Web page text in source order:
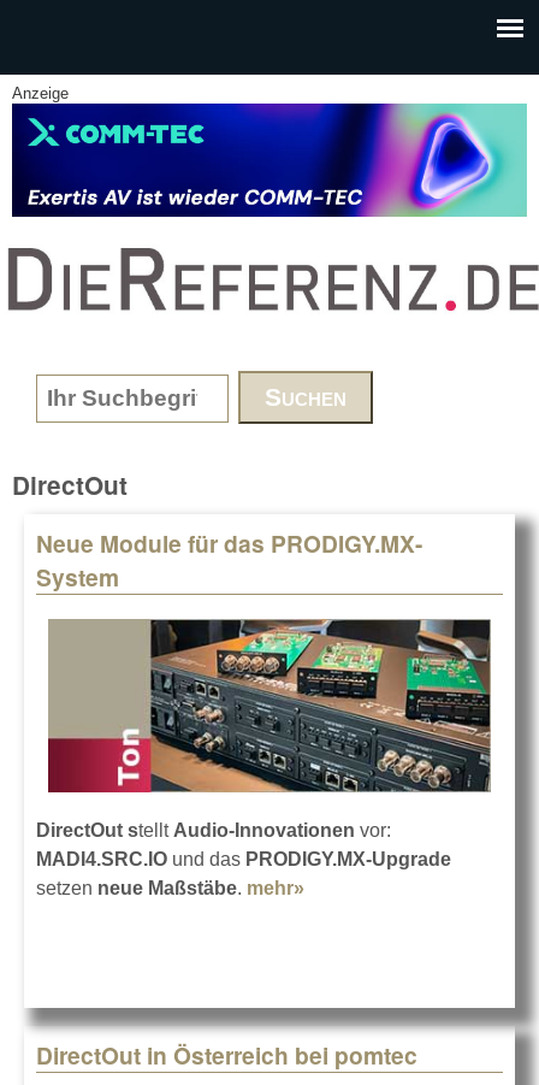
Anzeige
www.DieReferenz.de
Search form
DirectOut
Neue Module für das PRODIGY.MX-
System
DirectOut stellt Audio-Innovationen vor:
MADI4.SRC.IO und das PRODIGY.MX-Upgrade
setzen neue Maßstäbe. mehr»
DirectOut in Österreich bei pomtec
Pages